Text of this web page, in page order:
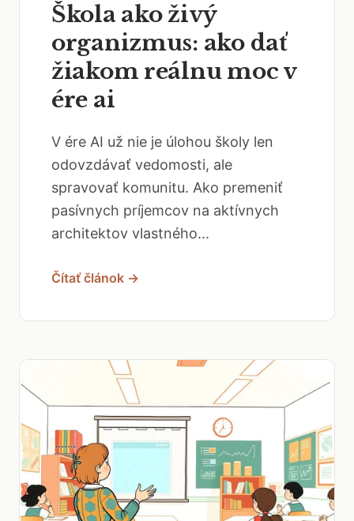
Škola ako živý
organizmus: ako dať
žiakom reálnu moc v
ére ai
V ére AI už nie je úlohou školy len
odovzdávať vedomosti, ale
spravovať komunitu. Ako premeniť
pasívnych príjemcov na aktívnych
architektov vlastného...
Čítať článok →